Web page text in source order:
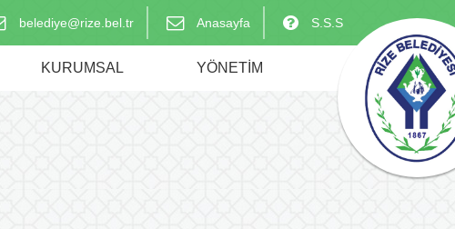
belediye@rize.bel.tr Anasayfa S.S.S
KURUMSAL YÖNETİM